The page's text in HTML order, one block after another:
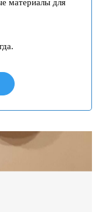
материалы для